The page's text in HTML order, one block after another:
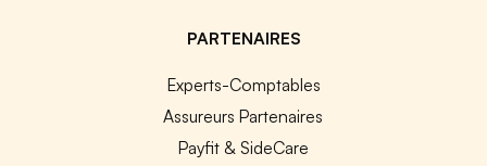
PARTENAIRES
Experts-Comptables
Assureurs Partenaires
Payfit & SideCare